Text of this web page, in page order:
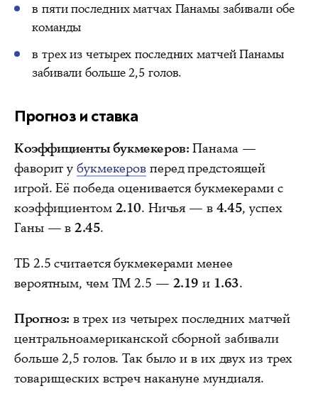
в пяти последних матчах Панамы забивали обе
команды
в трех из четырех последних матчей Панамы
забивали больше 2,5 голов.
Прогноз и ставка
Коэффициенты букмекеров: Панама —
фаворит у букмекеров перед предстоящей
игрой. Её победа оценивается букмекерами с
коэффициентом 2.10. Ничья — в 4.45, успех
Ганы — в2.45.
ТБ 2.5 считается букмекерами менее
вероятным, чем ТМ 2.5 — 2.19 и 1.63.
Прогноз: в трех из четырех последних матчей
центральноамериканской сборной забивали
больше 2,5 голов. Так было и в их двух из трех
товарищеских встреч накануне мундиаля.